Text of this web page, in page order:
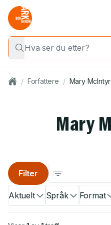
/ Forfattere / Mary
Mary
Aktuelt Språk Format
Filter